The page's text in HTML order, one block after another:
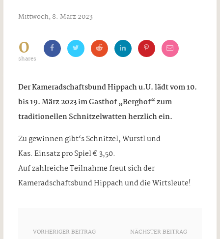
Mittwoch, 8. März 2023
0
shares
Der Kameradschaftsbund Hippach u.U. lädt vom 10.
bis 19. März 2023 im Gasthof „Berghof“ zum
traditionellen Schnitzelwatten herzlich ein.
Zu gewinnen gibt‘s Schnitzel, Würstl und
Kas. Einsatz pro Spiel € 3,50.
Auf zahlreiche Teilnahme freut sich der
Kameradschaftsbund Hippach und die Wirtsleute!
VORHERIGER BEITRAG NÄCHSTER BEITRAG